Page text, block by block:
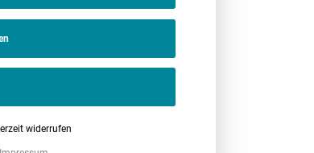
widerrufen